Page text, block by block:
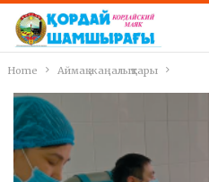
Home Аймақ жаңалықтары